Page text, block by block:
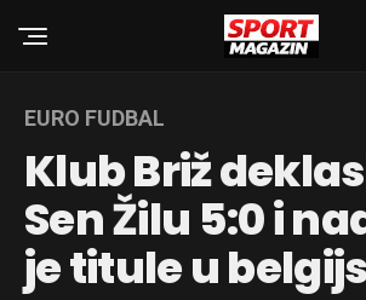
EURO FUDBAL
Klub Briž
Sen Žilu 5:0 i
je titule u